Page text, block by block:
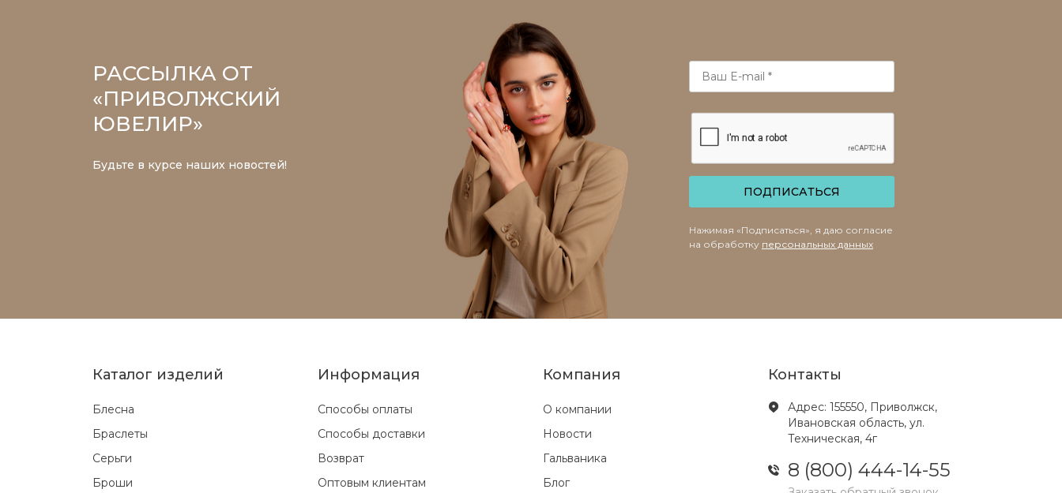
РАССЫЛКА ОТ
«ПРИВОЛЖСКИЙ
ЮВЕЛИР»
Будьте в курсе наших новостей!
ПОДПИСАТЬСЯ
Нажимая «Подписаться», я даю согласие
на обработку персональных данных
Каталог изделий
Блесна
Браслеты
Серьги
Броши
Информация
Способы оплаты
Способы доставки
Возврат
Оптовым клиентам
Компания
О компании
Новости
Гальваника
Блог
Контакты
Адрес: 155550, Приволжск,
Ивановская область, ул.
Техническая, 4г
8 (800) 444-14-55